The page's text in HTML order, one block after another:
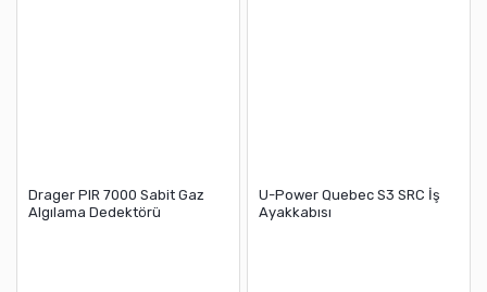
Drager PIR 7000 Sabit Gaz
Algılama Dedektörü
U-Power Quebec S3 SRC İş
Ayakkabısı